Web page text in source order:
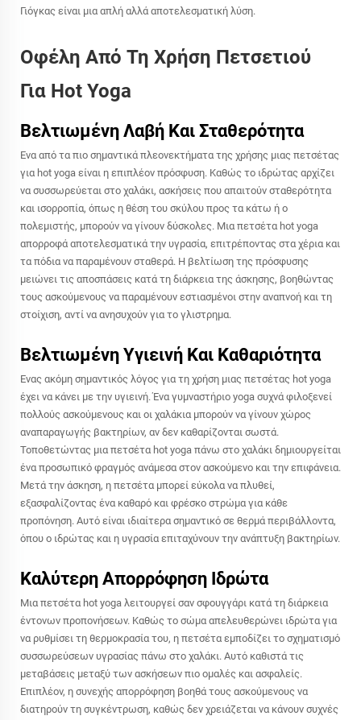
Γιόγκας είναι μια απλή αλλά αποτελεσματική λύση.
Οφέλη Από Τη Χρήση Πετσετιού
Για Hot Yoga
Βελτιωμένη Λαβή Και Σταθερότητα
Ένα από τα πιο σημαντικά πλεονεκτήματα της χρήσης μιας πετσέτας
για hot yoga είναι η επιπλέον πρόσφυση. Καθώς το ιδρώτας αρχίζει
να συσσωρεύεται στο χαλάκι, ασκήσεις που απαιτούν σταθερότητα
και ισορροπία, όπως η θέση του σκύλου προς τα κάτω ή ο
πολεμιστής, μπορούν να γίνουν δύσκολες. Μια πετσέτα hot yoga
απορροφά αποτελεσματικά την υγρασία, επιτρέποντας στα χέρια και
τα πόδια να παραμένουν σταθερά. Η βελτίωση της πρόσφυσης
μειώνει τις αποσπάσεις κατά τη διάρκεια της άσκησης, βοηθώντας
τους ασκούμενους να παραμένουν εστιασμένοι στην αναπνοή και τη
στοίχιση, αντί να ανησυχούν για το γλιστρημα.
Βελτιωμένη Υγιεινή Και Καθαριότητα
Ένας ακόμη σημαντικός λόγος για τη χρήση μιας πετσέτας hot yoga
έχει να κάνει με την υγιεινή. Ένα γυμναστήριο yoga συχνά φιλοξενεί
πολλούς ασκούμενους και οι χαλάκια μπορούν να γίνουν χώρος
αναπαραγωγής βακτηρίων, αν δεν καθαρίζονται σωστά.
Τοποθετώντας μια πετσέτα hot yoga πάνω στο χαλάκι δημιουργείται
ένα προσωπικό φραγμός ανάμεσα στον ασκούμενο και την επιφάνεια.
Μετά την άσκηση, η πετσέτα μπορεί εύκολα να πλυθεί,
εξασφαλίζοντας ένα καθαρό και φρέσκο στρώμα για κάθε
προπόνηση. Αυτό είναι ιδιαίτερα σημαντικό σε θερμά περιβάλλοντα,
όπου ο ιδρώτας και η υγρασία επιταχύνουν την ανάπτυξη βακτηρίων.
Καλύτερη Απορρόφηση Ιδρώτα
Μια πετσέτα hot yoga λειτουργεί σαν σφουγγάρι κατά τη διάρκεια
έντονων προπονήσεων. Καθώς το σώμα απελευθερώνει ιδρώτα για
να ρυθμίσει τη θερμοκρασία του, η πετσέτα εμποδίζει το σχηματισμό
συσσωρεύσεων υγρασίας πάνω στο χαλάκι. Αυτό καθιστά τις
μεταβάσεις μεταξύ των ασκήσεων πιο ομαλές και ασφαλείς.
Επιπλέον, η συνεχής απορρόφηση βοηθά τους ασκούμενους να
διατηρούν τη συγκέντρωση, καθώς δεν χρειάζεται να κάνουν συχνές